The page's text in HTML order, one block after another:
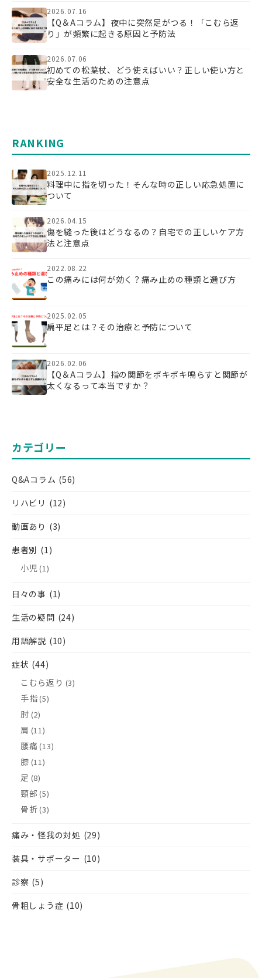
2026.07.16
【Q＆Aコラム】夜中に突然足がつる！「こむら返
り」が頻繁に起きる原因と予防法
2026.07.06
初めての松葉杖、どう使えばいい？正しい使い方と
安全な生活のための注意点
RANKING
2025.12.11
料理中に指を切った！そんな時の正しい応急処置に
ついて
2026.04.15
傷を縫った後はどうなるの？自宅での正しいケア方
法と注意点
2022.08.22
この痛みには何が効く？痛み止めの種類と選び方
2025.02.05
扁平足とは？その治療と予防について
2026.02.06
【Q＆Aコラム】指の関節をポキポキ鳴らすと関節が
太くなるって本当ですか？
カテゴリー
Q&Aコラム (56)
リハビリ (12)
動画あり (3)
患者別 (1)
小児(1)
日々の事 (1)
生活の疑問 (24)
用語解説 (10)
症状 (44)
こむら返り (3)
手指(5)
肘 (2)
肩 (11)
腰痛 (13)
膝 (11)
足 (8)
頸部 (5)
骨折(3)
痛み・怪我の対処 (29)
装具・サポーター (10)
診察 (5)
骨粗しょう症 (10)